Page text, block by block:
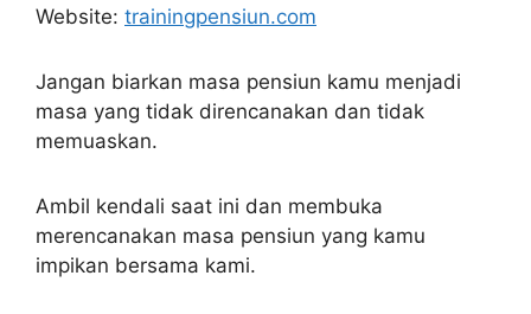
Website: trainingpensiun.com
Jangan biarkan masa pensiun kamu menjadi
masa yang tidak direncanakan dan tidak
memuaskan.
Ambil kendali saat ini dan membuka
merencanakan masa pensiun yang kamu
impikan bersama kami.